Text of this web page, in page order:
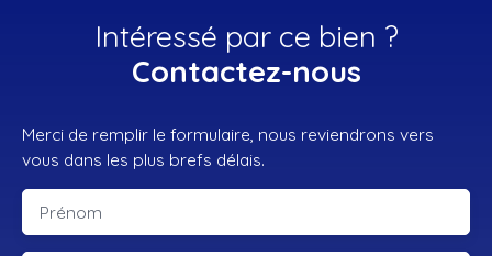
Intéressé par ce bien ?
Contactez-nous
Merci de remplir le formulaire, nous reviendrons vers
vous dans les plus brefs délais.
Prénom